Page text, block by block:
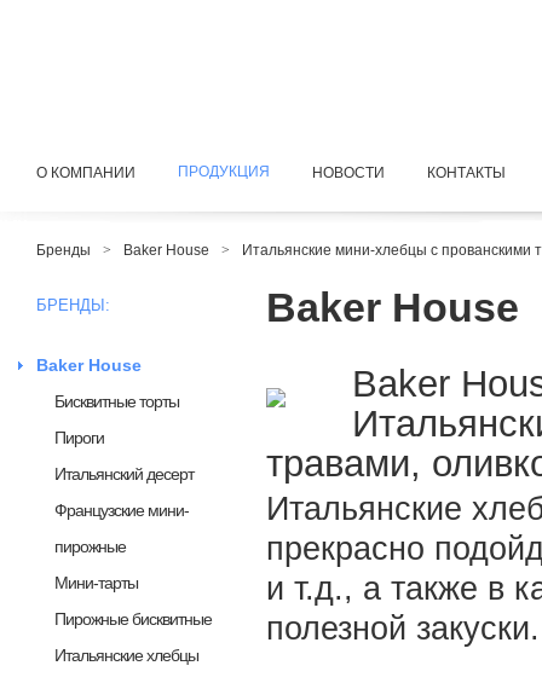
О КОМПАНИИ ПРОДУКЦИЯ НОВОСТИ КОНТАКТЫ
Бренды > Baker House > Итальянские мини-хлебцы с
Baker House
Baker
травами,
Итальянские
прекрасно
и т.д., а также в
полезной закуски.
БРЕНДЫ:
Baker House
Бисквитные торты
Пироги
Итальянский десерт
Французские мини-
пирожные
Мини-тарты
Пирожные бисквитные
Итальянские хлебцы